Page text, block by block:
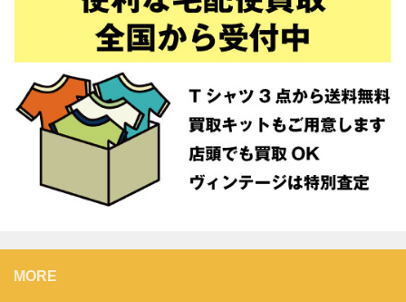
MORE